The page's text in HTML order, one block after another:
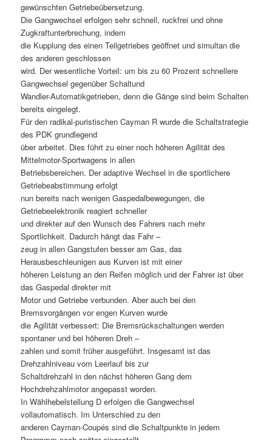
gewünschten Getriebeübersetzung.
Die Gangwechsel erfolgen sehr schnell, ruckfrei und ohne
Zugkraftunterbrechung, indem
die Kupplung des einen Teilgetriebes geöffnet und simultan die
des anderen geschlossen
wird. Der wesentliche Vorteil: um bis zu 60 Prozent schnellere
Gangwechsel gegenüber Schaltund
Wandler-Automatikgetrieben, denn die Gänge sind beim Schalten
bereits eingelegt.
Für den radikal-puristischen Cayman R wurde die Schaltstrategie
des PDK grundlegend
über arbeitet. Dies führt zu einer noch höheren Agilität des
Mittelmotor-Sportwagens in allen
Betriebsbereichen. Der adaptive Wechsel in die sportlichere
Getriebeabstimmung erfolgt
nun bereits nach wenigen Gaspedalbewegungen, die
Getriebeelektronik reagiert schneller
und direkter auf den Wunsch des Fahrers nach mehr
Sportlichkeit. Dadurch hängt das Fahr –
zeug in allen Gangstufen besser am Gas, das
Herausbeschleunigen aus Kurven ist mit einer
höheren Leistung an den Reifen möglich und der Fahrer ist über
das Gaspedal direkter mit
Motor und Getriebe verbunden. Aber auch bei den
Bremsvorgängen vor engen Kurven wurde
die Agilität verbessert: Die Bremsrückschaltungen werden
spontaner und bei höheren Dreh –
zahlen und somit früher ausgeführt. Insgesamt ist das
Drehzahlniveau vom Leerlauf bis zur
Schaltdrehzahl in den nächst höheren Gang dem
Hochdrehzahlmotor angepasst worden.
In Wählhebelstellung D erfolgen die Gangwechsel
vollautomatisch. Im Unterschied zu den
anderen Cayman-Coupés sind die Schaltpunkte in jedem